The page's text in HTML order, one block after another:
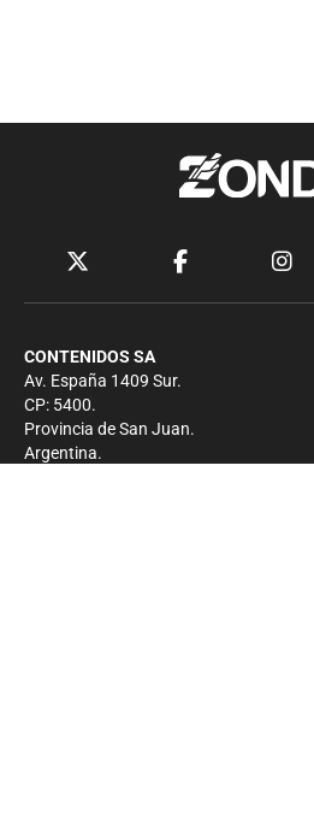
CONTENIDOS SA
Av. España 1409 Sur.
CP: 5400.
Provincia de San Juan.
Argentina.